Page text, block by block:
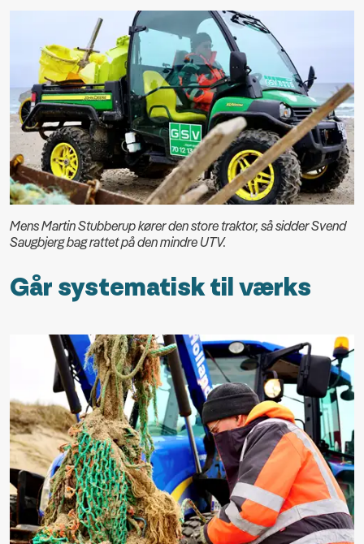
Mens Martin Stubberup kører den store traktor, så sidder Svend
Saugbjerg bag rattet på den mindre UTV.
Går systematisk til værks